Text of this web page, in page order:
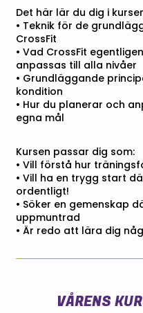
Det här lär du dig i
• Teknik för de
CrossFit
• Vad CrossFit
anpassas till alla nivåer
• Grundläggande
kondition
• Hur du planerar och
egna mål
Kursen passar dig som:
• Vill förstå hur
• Vill ha en trygg start
ordentligt!
• Söker en gemenskap
uppmuntrad
• Är redo att lära dig
VÅRENS